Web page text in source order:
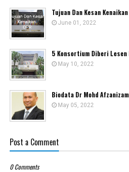
Tujuan Dan Kesan Kenaikan
June 01, 2022
5 Konsortium Diberi
May 10, 2022
Biodata Dr Mohd
May 05, 2022
Post a Comment
0 Comments